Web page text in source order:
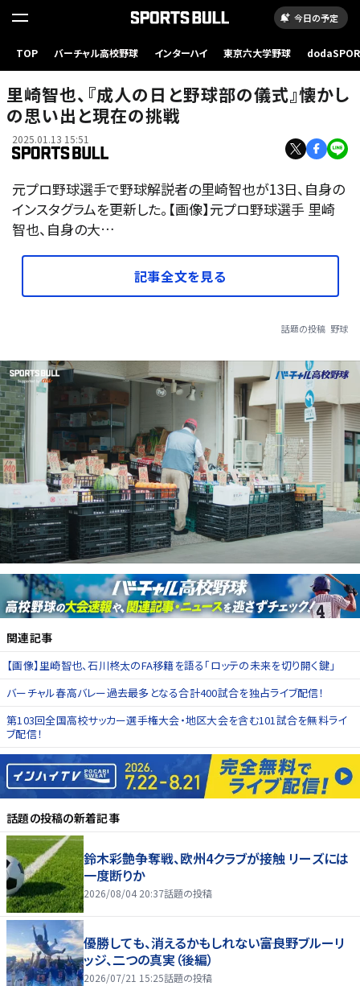
今日の予定
TOP バーチャル高校野球 インターハイ 東京六大学野球
里崎智也、『成人の日と野球部の儀式』懐かし
の思い出と現在の挑戦
2025.01.13 15:51
元プロ野球選手で野球解説者の里崎智也が13日、自身の
インスタグラムを更新した。【画像】元プロ野球選手 里崎
智也、自身の大…
記事全文を見る
話題の投稿 野球
関連記事
【画像】里崎智也、石川柊太のFA移籍を語る「ロッテの未来を切り開く鍵」
バーチャル春高バレー過去最多となる合計400試合を独占ライブ配信！
第103回全国高校サッカー選手権大会・地区大会を含む101試合を無料ライ
ブ配信！
話題の投稿の新着記事
鈴木彩艶争奪戦、欧州4クラブが接触 リーズには
一度断りか
2026/08/04 20:37話題の投稿
優勝しても、消えるかもしれない――富良野ブルーリ
ッジ、二つの真実（後編）
2026/07/21 15:25話題の投稿